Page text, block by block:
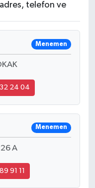
telefon ve
Menemen
24 04
Menemen
A
91 11